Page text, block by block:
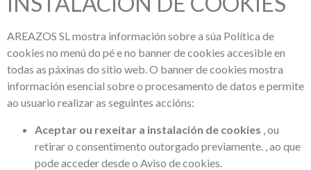
AREAZOS SL mostra información sobre a súa Política de
cookies no menú do pé e no banner de cookies accesible en
todas as páxinas do sitio web. O banner de cookies mostra
información esencial sobre o procesamento de datos e permite
ao usuario realizar as seguintes accións:
Aceptar ou rexeitar a instalación de cookies , ou
retirar o consentimento outorgado previamente. , ao que
pode acceder desde o Aviso de cookies.